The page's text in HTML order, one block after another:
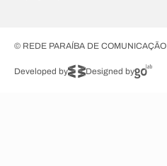
© REDE PARAÍBA DE COMUNICAÇÃO
Developed by Designed by